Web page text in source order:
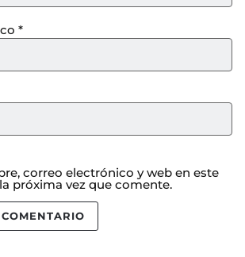
*
correo electrónico y web en este
próxima vez que comente.